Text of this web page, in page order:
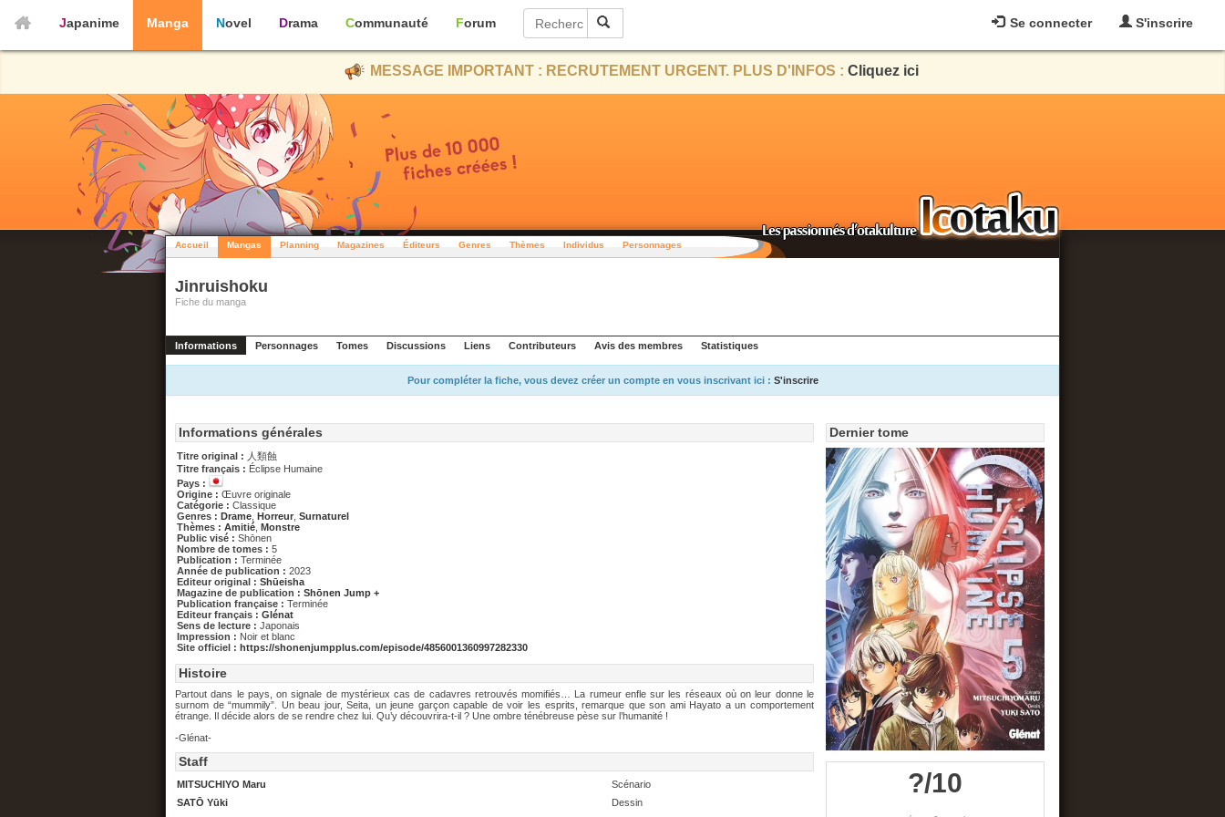
Se connecter S'inscrire
Japanime Manga Novel Drama Communauté Forum
MESSAGE IMPORTANT : RECRUTEMENT URGENT. PLUS D'INFOS : Cliquez ici
Accueil Mangas Planning Magazines Éditeurs Genres Thèmes Individus Personnages
Jinruishoku
Fiche du manga
Informations Personnages Tomes Discussions Liens Contributeurs Avis des membres Statistiques
Pour compléter la fiche, vous devez créer un compte en vous inscrivant ici : S'inscrire
Dernier tome
?/10
Informations générales
Titre original : 人類蝕
Titre français : Éclipse Humaine
Pays :
Origine : Œuvre originale
Catégorie : Classique
Genres : Drame Horreur Surnaturel
Thèmes : Amitié Monstre
Public visé : Shōnen
Nombre de tomes : 5
Publication : Terminée
Année de publication : 2023
Editeur original : Shūeisha
Magazine de publication : Shōnen Jump +
Publication française : Terminée
Editeur français : Glénat
Sens de lecture : Japonais
Impression : Noir et blanc
Site officiel : https://shonenjumpplus.com/episode/4856001360997282330
Histoire
Partout dans le pays, on signale de mystérieux cas de cadavres retrouvés momifiés… La rumeur enfle sur les réseaux où on leur donne le
surnom de “mummily”. Un beau jour, Seita, un jeune garçon capable de voir les esprits, remarque que son ami Hayato a un comportement
étrange. Il décide alors de se rendre chez lui. Qu’y découvrira-t-il ? Une ombre ténébreuse pèse sur l’humanité !
-Glénat-
Staff
MITSUCHIYO Maru
Scénario
SATŌ Yūki
Dessin